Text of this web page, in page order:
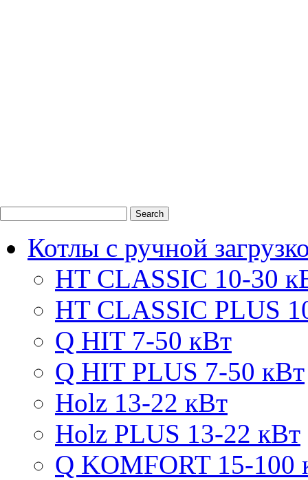
Котлы с ручной
HT CLASSIC 10-30
HT CLASSIC PLUS
Q HIT 7-50 кВт
Q HIT PLUS 7-50 кВт
Holz 13-22 кВт
Holz PLUS 13-22 кВт
Q KOMFORT 15-100